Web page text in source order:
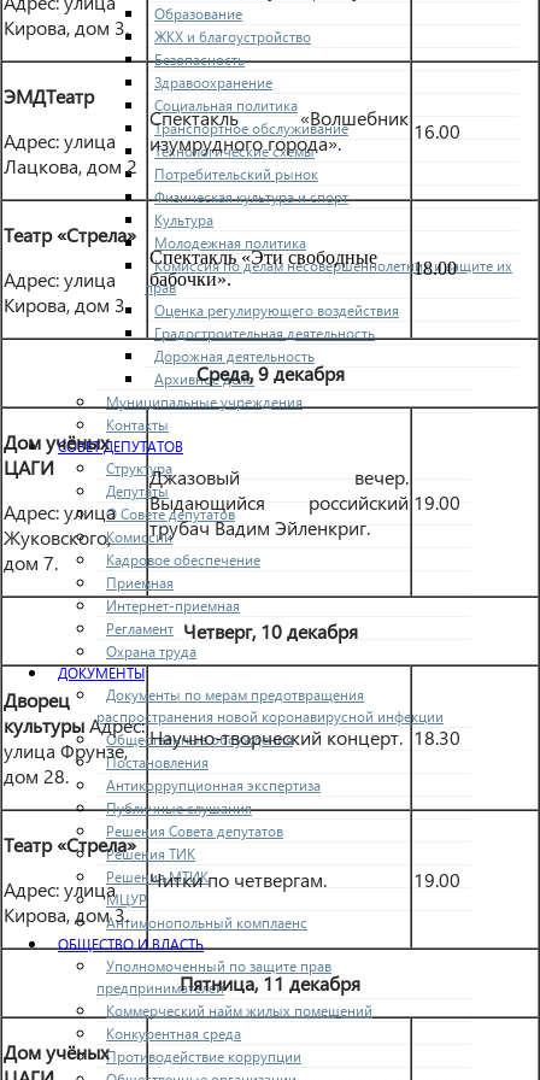
Образование
ЖКХ и благоустройство
Безопасность
Здравоохранение
Социальная политика
Транспортное обслуживание
Технологические схемы
Потребительский рынок
Физическая культура и спорт
Культура
Молодежная политика
Комиссия по делам несовершеннолетних и защите их
прав
Оценка регулирующего воздействия
Градостроительная деятельность
Дорожная деятельность
Архивное дело
Муниципальные учреждения
Контакты
СОВЕТ ДЕПУТАТОВ
Структура
Депутаты
О Совете депутатов
Комиссии
Кадровое обеспечение
Приемная
Интернет-приемная
Регламент
Охрана труда
ДОКУМЕНТЫ
Документы по мерам предотвращения
распространения новой коронавирусной инфекции
Общественные обсуждения
Постановления
Антикоррупционная экспертиза
Публичные слушания
Решения Совета депутатов
Решения ТИК
Решения МТИК
МЦУР
Антимонопольный комплаенс
ОБЩЕСТВО И ВЛАСТЬ
Уполномоченный по защите прав
предпринимателей
Коммерческий найм жилых помещений
Конкурентная среда
Противодействие коррупции
Кирова, дом 3.
ЭМДТеатр
Адрес: улица
Лацкова, дом 2
Спектакль «Волшебник
изумрудного города».
16.00
Театр «Стрела»
Адрес: улица
Кирова, дом 3.
Спектакль «Эти свободные
бабочки».
18.00
Среда, 9 декабря
Дом учёных
ЦАГИ
Адрес: улица
Жуковского,
дом 7.
Джазовый вечер.
Выдающийся российский
трубач Вадим Эйленкриг.
19.00
Четверг, 10 декабря
Дворец
культурыАдрес:
улица Фрунзе,
дом 28.
Научно-творческий концерт. 18.30
Театр «Стрела»
Адрес: улица
Кирова, дом 3.
Читки по четвергам. 19.00
Пятница, 11 декабря
Дом учёных